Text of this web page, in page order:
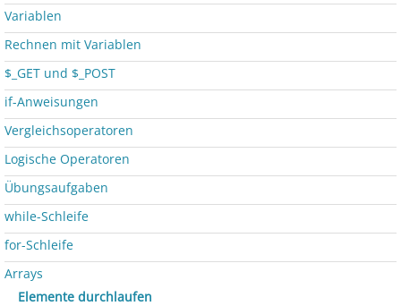
Variablen
Rechnen mit Variablen
$_GET und $_POST
if-Anweisungen
Vergleichsoperatoren
Logische Operatoren
Übungsaufgaben
while-Schleife
for-Schleife
Arrays
Elemente durchlaufen